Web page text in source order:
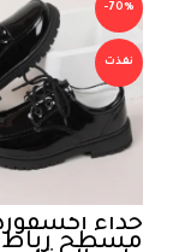
-70%
نفذت
حذاء
مسطح رباط